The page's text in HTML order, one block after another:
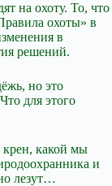
на охоту. То, что
охоты» в
в
решений.
но это
для этого
крен, какой мы
и
лезут…